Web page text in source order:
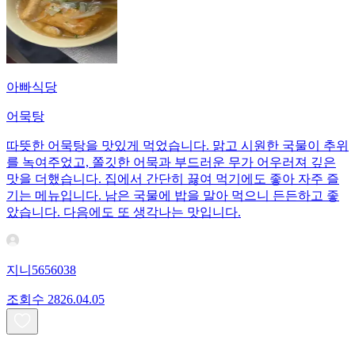
아빠식당
어묵탕
따뜻한 어묵탕을 맛있게 먹었습니다. 맑고 시원한 국물이 추위
를 녹여주었고, 쫄깃한 어묵과 부드러운 무가 어우러져 깊은
맛을 더했습니다. 집에서 간단히 끓여 먹기에도 좋아 자주 즐
기는 메뉴입니다. 남은 국물에 밥을 말아 먹으니 든든하고 좋
았습니다. 다음에도 또 생각나는 맛입니다.
지니5656038
조회수 2826.04.05